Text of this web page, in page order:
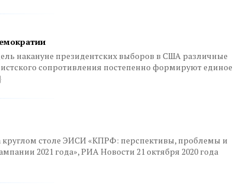
накануне президентских выборов в США различные
сопротивления постепенно формируют единое
круглом столе ЭИСИ «КПРФ: перспективы, проблемы и
2021 года», РИА Новости 21 октября 2020 года